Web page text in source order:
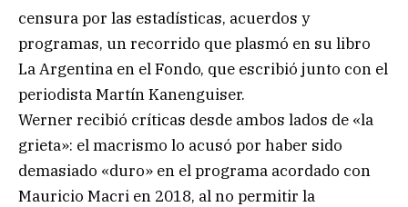
censura por las estadísticas, acuerdos y
programas, un recorrido que plasmó en su libro
La Argentina en el Fondo, que escribió junto con el
periodista Martín Kanenguiser.
Werner recibió críticas desde ambos lados de «la
grieta»: el macrismo lo acusó por haber sido
demasiado «duro» en el programa acordado con
Mauricio Macri en 2018, al no permitir la